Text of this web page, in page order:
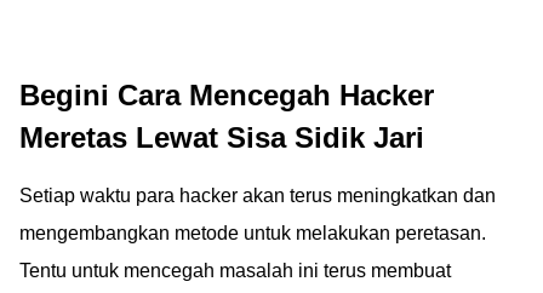
Begini Cara Mencegah Hacker
Meretas Lewat Sisa Sidik Jari
Setiap waktu para hacker akan terus meningkatkan dan
mengembangkan metode untuk melakukan peretasan.
Tentu untuk mencegah masalah ini terus membuat